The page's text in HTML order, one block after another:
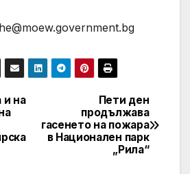
Пети ден
продължава
гасенето на пожара
в Национален парк
„Рила“
и на